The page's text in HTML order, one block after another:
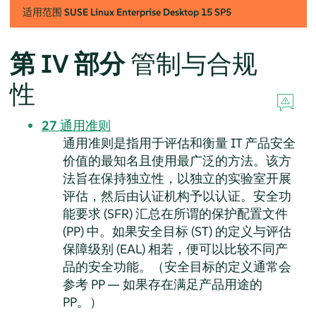
适用范围 SUSE Linux Enterprise Desktop 15 SP5
第 IV 部分管制与合规
性
27 通用准则
通用准则是指用于评估和衡量 IT 产品安全
价值的最知名且使用最广泛的方法。该方
法旨在保持独立性，以独立的实验室开展
评估，然后由认证机构予以认证。安全功
能要求 (SFR) 汇总在所谓的保护配置文件
(PP) 中。如果安全目标 (ST) 的定义与评估
保障级别 (EAL) 相若，便可以比较不同产
品的安全功能。（安全目标的定义通常会
参考 PP — 如果存在满足产品用途的
PP。）